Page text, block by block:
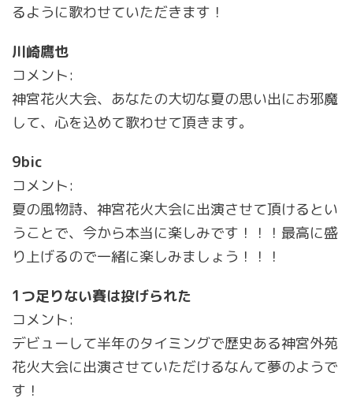
るように歌わせていただきます！
川崎鷹也
コメント:
神宮花火大会、あなたの大切な夏の思い出にお邪魔
して、心を込めて歌わせて頂きます。
9bic
コメント:
夏の風物詩、神宮花火大会に出演させて頂けるとい
うことで、今から本当に楽しみです！！！最高に盛
り上げるので一緒に楽しみましょう！！！
1つ足りない賽は投げられた
コメント:
デビューして半年のタイミングで歴史ある神宮外苑
花火大会に出演させていただけるなんて夢のようで
す！